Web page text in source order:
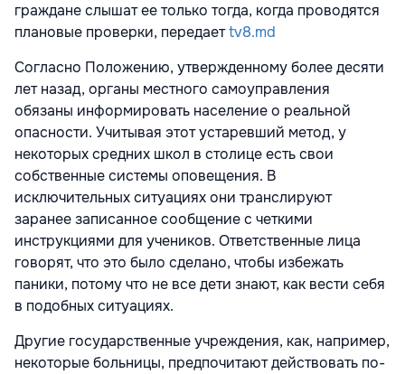
граждане слышат ее только тогда, когда проводятся
плановые проверки, передаетtv8.md
Согласно Положению, утвержденному более десяти
лет назад, органы местного самоуправления
обязаны информировать население о реальной
опасности. Учитывая этот устаревший метод, у
некоторых средних школ в столице есть свои
собственные системы оповещения. В
исключительных ситуациях они транслируют
заранее записанное сообщение с четкими
инструкциями для учеников. Ответственные лица
говорят, что это было сделано, чтобы избежать
паники, потому что не все дети знают, как вести себя
в подобных ситуациях.
Другие государственные учреждения, как, например,
некоторые больницы, предпочитают действовать по-